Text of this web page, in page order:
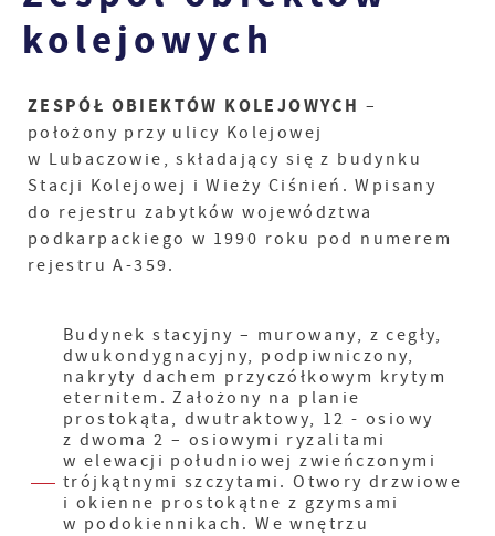
kolejowych
ZESPÓŁ OBIEKTÓW KOLEJOWYCH –
położony przy ulicy Kolejowej
w Lubaczowie, składający się z budynku
Stacji Kolejowej i Wieży Ciśnień. Wpisany
do rejestru zabytków województwa
podkarpackiego w 1990 roku pod numerem
rejestru A-359.
Budynek stacyjny – murowany, z cegły,
dwukondygnacyjny, podpiwniczony,
nakryty dachem przyczółkowym krytym
eternitem. Założony na planie
prostokąta, dwutraktowy, 12 - osiowy
z dwoma 2 – osiowymi ryzalitami
w elewacji południowej zwieńczonymi
trójkątnymi szczytami. Otwory drzwiowe
i okienne prostokątne z gzymsami
w podokiennikach. We wnętrzu